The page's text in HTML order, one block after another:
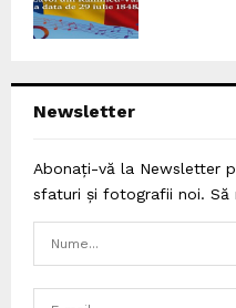
Newsletter
Abonați-vă la Newsletter
sfaturi și fotografii noi. Să